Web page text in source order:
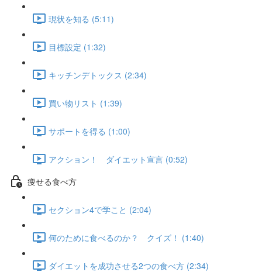
現状を知る (5:11)
目標設定 (1:32)
キッチンデトックス (2:34)
買い物リスト (1:39)
サポートを得る (1:00)
アクション！ ダイエット宣言 (0:52)
痩せる食べ方
セクション4で学こと (2:04)
何のために食べるのか？ クイズ！ (1:40)
ダイエットを成功させる2つの食べ方 (2:34)